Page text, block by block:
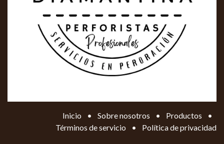
Inicio • Sobre nosotros • Productos
•
Términos de servicio
• Política de privacidad